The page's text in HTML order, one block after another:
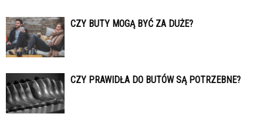
CZY BUTY MOGĄ BYĆ ZA DUŻE?
CZY PRAWIDŁA DO BUTÓW SĄ POTRZEBNE?